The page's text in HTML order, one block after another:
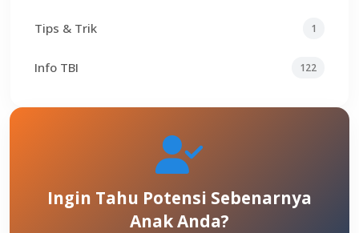
Tips & Trik 1
Info TBI 122
Ingin Tahu Potensi Sebenarnya
Anak Anda?